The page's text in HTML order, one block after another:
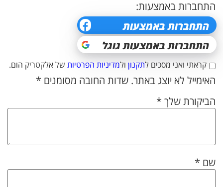
התחברות באמצעות:
קראתי ואני מסכים לתקנון ולמדיניות הפרטיות של אלקטריק הום.
האימייל לא יוצג באתר. שדות החובה מסומנים *
הביקורת שלך *
שם *